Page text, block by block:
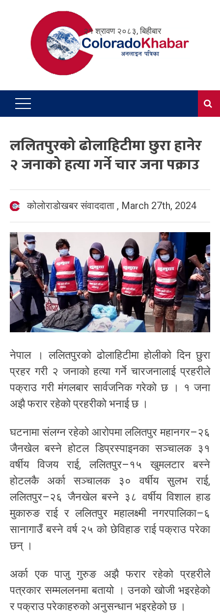
२१ श्रावण २०८३, बिहीबार
ललितपुरको ढोलाहिटीमा छुरा हानेर
२ जनाको हत्या गर्ने चार जना पक्राउ
कोलोराडोखबर संवाददाता , March 27th, 2024
नेपाल । ललितपुरको ढोलाहिटीमा होलीको दिन छुरा
प्रहर गरी २ जनाको हत्या गर्ने चारजनालाई प्रहरीले
पक्राउ गरी मंगलबार सार्वजनिक गरेको छ । १ जना
अझै फरार रहेको प्रहरीको भनाई छ ।
घटनामा संलग्न रहेको आरोपमा ललितपुर महानगर–२६
जैनखेल बस्ने होटल डिप्रस्पाइनका सञ्चालक ३१
वर्षीय विजय राई, ललितपुर–१५ खुमलटार बस्ने
होटलकै अर्का सञ्चालक ३० वर्षीय सुलभ राई,
ललितपुर–२६ जैनखेल बस्ने ३८ वर्षीय विशाल हाड
मुकारुङ राई र ललितपुर महालक्ष्मी नगरपालिका–६
सानागाउँ बस्ने वर्ष २५ को छेविहाङ राई पक्राउ परेका
छन् ।
अर्का एक पाजु गुरुङ अझै फरार रहेको प्रहरीले
पत्रकार सम्मललनमा बतायो । उनको खोजी भइरहेको
र पक्राउ परेकाहरुको अनुसन्धान भइरहेको छ ।